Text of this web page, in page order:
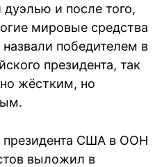
и после того,
мировые средства
победителем в
президента, так
жёстким, но
президента США в ООН
выложил в